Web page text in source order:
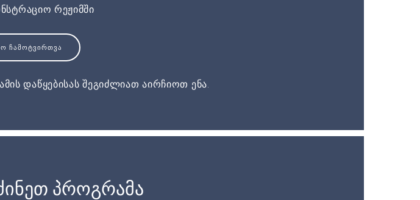
რეჟიმში
ᲩᲐᲛᲝᲢᲕᲘᲠᲗᲕᲐ
დაწყებისას შეგიძლიათ აირჩიოთ ენა.
პროგრამა